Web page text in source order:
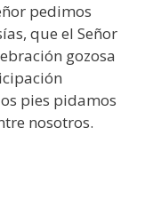
pedimos
que el Señor
gozosa
pies pidamos
nosotros.